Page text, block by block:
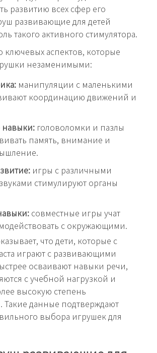
развитию всех сфер его
развивающие для детей
такого активного стимулятора.
ключевых аспектов, которые
незаменимыми:
манипуляции с маленькими
координацию движений и
головоломки и пазлы
память, внимание и
игры с различными
стимулируют органы
совместные игры учат
с окружающими.
что дети, которые с
играют с развивающими
осваивают навыки речи,
с учебной нагрузкой и
высокую степень
Такие данные подтверждают
выбора игрушек для